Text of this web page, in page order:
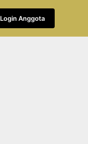
Login Anggota